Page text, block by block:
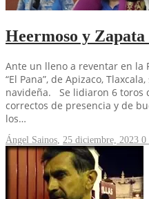
Heermoso y
Ante un lleno a reventar en la
“El Pana”, de Apizaco,
navideña. Se lidiaron 6 toros
correctos de presencia y de
los…
Ángel Sainos, 25 diciembre, 2023 0